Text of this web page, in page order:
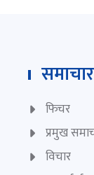
समाचार
फिचर
प्रमुख
विचार